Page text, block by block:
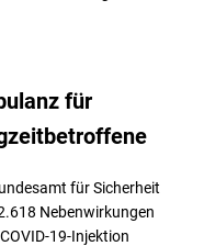
für
für Sicherheit
Nebenwirkungen
19-Injektion